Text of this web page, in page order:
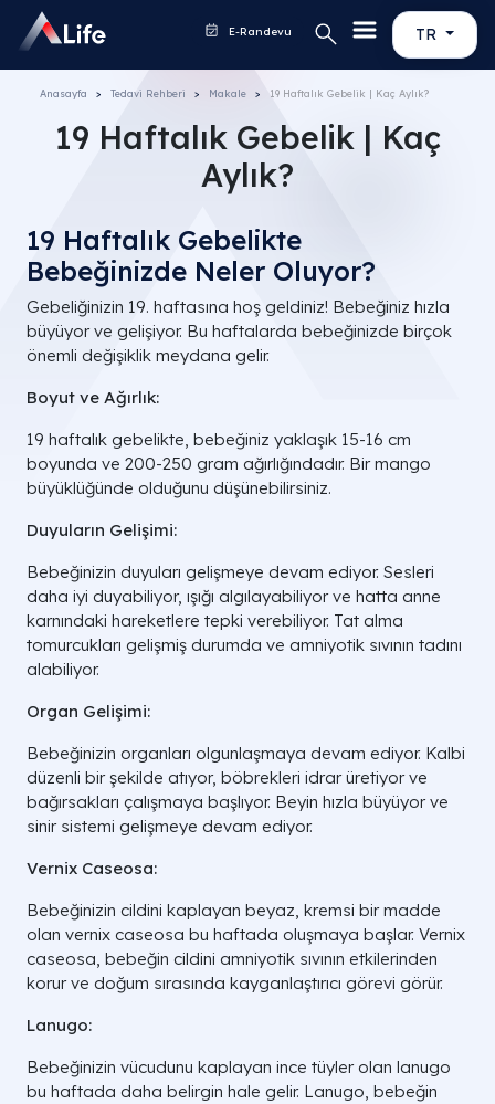
TR
E-Randevu
Anasayfa Tedavi Rehberi Makale 19 Haftalık Gebelik | Kaç Aylık?
19 Haftalık Gebelik | Kaç
Aylık?
19 Haftalık Gebelikte
Bebeğinizde Neler Oluyor?
Gebeliğinizin 19. haftasına hoş geldiniz! Bebeğiniz hızla
büyüyor ve gelişiyor. Bu haftalarda bebeğinizde birçok
önemli değişiklik meydana gelir.
Boyut ve Ağırlık:
19 haftalık gebelikte, bebeğiniz yaklaşık 15-16 cm
boyunda ve 200-250 gram ağırlığındadır. Bir mango
büyüklüğünde olduğunu düşünebilirsiniz.
Duyuların Gelişimi:
Bebeğinizin duyuları gelişmeye devam ediyor. Sesleri
daha iyi duyabiliyor, ışığı algılayabiliyor ve hatta anne
karnındaki hareketlere tepki verebiliyor. Tat alma
tomurcukları gelişmiş durumda ve amniyotik sıvının tadını
alabiliyor.
Organ Gelişimi:
Bebeğinizin organları olgunlaşmaya devam ediyor. Kalbi
düzenli bir şekilde atıyor, böbrekleri idrar üretiyor ve
bağırsakları çalışmaya başlıyor. Beyin hızla büyüyor ve
sinir sistemi gelişmeye devam ediyor.
Vernix Caseosa:
Bebeğinizin cildini kaplayan beyaz, kremsi bir madde
olan vernix caseosa bu haftada oluşmaya başlar. Vernix
caseosa, bebeğin cildini amniyotik sıvının etkilerinden
korur ve doğum sırasında kayganlaştırıcı görevi görür.
Lanugo:
Bebeğinizin vücudunu kaplayan ince tüyler olan lanugo
bu haftada daha belirgin hale gelir. Lanugo, bebeğin